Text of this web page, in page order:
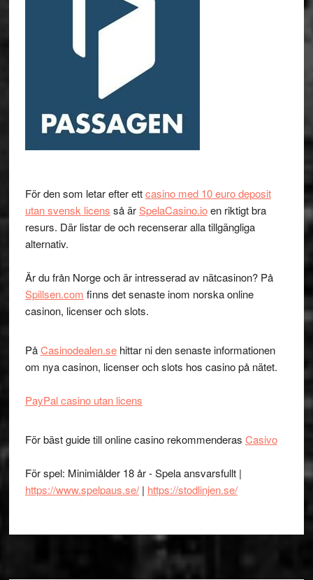
För den som letar efter ettcasino med 10 euro deposit
utan svensk licens så ärSpelaCasino.ioen riktigt bra
resurs. Där listar de och recenserar alla tillgängliga
alternativ.
Är du från Norge och är intresserad av nätcasinon? På
Spillsen.com finns det senaste inom norska online
casinon, licenser och slots.
PåCasinodealen.sehittar ni den senaste informationen
om nya casinon, licenser och slots hos casino på nätet.
PayPal casino utan licens
För bäst guide till online casino rekommenderas Casivo
För spel: Minimiålder 18 år - Spela ansvarsfullt |
https://www.spelpaus.se/| https://stodlinjen.se/